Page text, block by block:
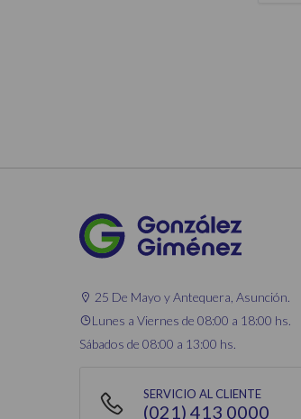
25 De Mayo y Antequera, Asunción.
Lunes a Viernes de 08:00 a 18:00 hs.
Sábados de 08:00 a 13:00 hs.
SERVICIO AL CLIENTE
(021) 413 0000